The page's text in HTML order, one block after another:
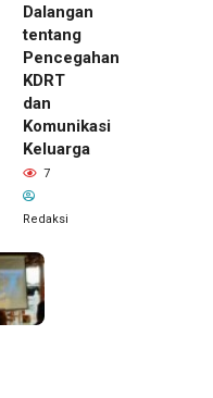
Dalangan
tentang
Pencegahan
KDRT
dan
Komunikasi
Keluarga
7
Redaksi